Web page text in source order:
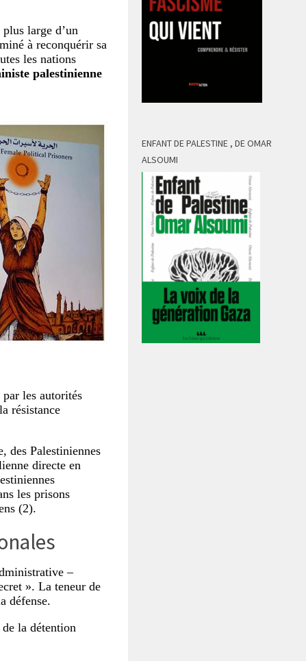
large d’un
à reconquérir sa
les nations
palestinienne
les autorités
résistance
des Palestiniennes
directe en
les prisons
(2).
–
». La teneur de
défense.
la détention
ENFANT DE PALESTINE , DE OMAR
ALSOUMI